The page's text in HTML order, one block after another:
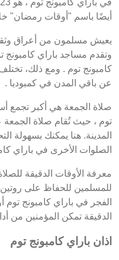
أيضًا باسم "أوقات رمضان"
يعيش مسلمون من أعراق
وتقدم مساجد باراي
كامبونج توم . ومع ذلك،
عن باقي المدن في كمبوديا .
صلاة الجمعة هي أكبر تجمع
توم ، حيث تُقام صلاة
المدينة. هنا يمكنك بسهولة
الصلوات الأخرى في باراي
معرفة الأوقات الدقيقة
للمسلمين للحفاظ على
الفجر في باراي كامبونج توم
الدقيقة تمكن المؤمنين من
اذان باراي كامبونج توم